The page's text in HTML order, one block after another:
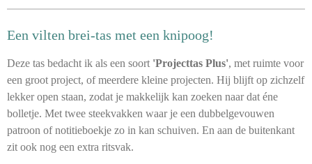
Een vilten brei-tas met een knipoog!
Deze tas bedacht ik als een soort 'Projecttas Plus', met ruimte voor
een groot project, of meerdere kleine projecten. Hij blijft op zichzelf
lekker open staan, zodat je makkelijk kan zoeken naar dat éne
bolletje. Met twee steekvakken waar je een dubbelgevouwen
patroon of notitieboekje zo in kan schuiven. En aan de buitenkant
zit ook nog een extra ritsvak.